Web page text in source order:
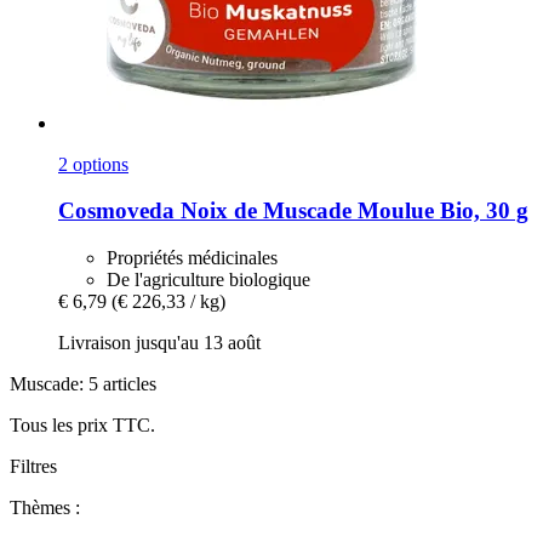
2 options
Cosmoveda Noix de Muscade Moulue Bio, 30 g
Propriétés médicinales
De l'agriculture biologique
€ 6,79 (€ 226,33 / kg)
Livraison jusqu'au 13 août
Muscade: 5 articles
Tous les prix TTC.
Filtres
Thèmes :